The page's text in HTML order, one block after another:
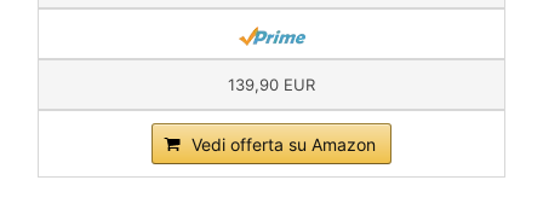
139,90 EUR
Vedi offerta su Amazon